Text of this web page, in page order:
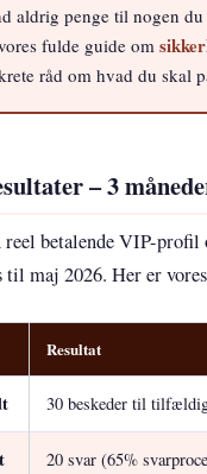
aldrig penge til nogen
fulde guide om
råd om hvad du skal
– 3
betalende VIP-profil
maj 2026. Her er
Resultat
30 beskeder til
20 svar (65%